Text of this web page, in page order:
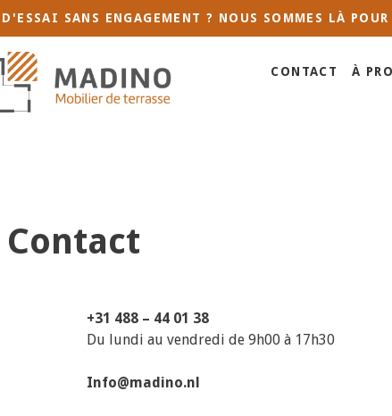
SANS ENGAGEMENT ? NOUS SOMMES LÀ
CONTACT À
Contact
+31 488 – 44 01 38
Du lundi au vendredi de 9h00 à 17h30
Info@madino.nl